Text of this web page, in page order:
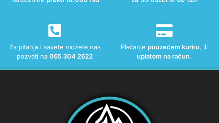
Za pitanja i savete možete nas
pozvati na 065 304 2622
Plaćanje pouzećem kuriru, ili
uplatom na račun.